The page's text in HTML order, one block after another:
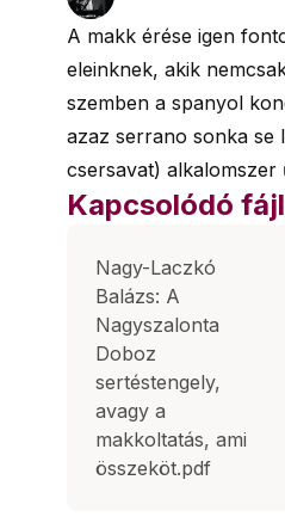
A makk érése igen
eleinknek, akik
szemben a spanyol
azaz serrano sonka se
csersavat) alkalomszer
Kapcsolódó
Nagy-Laczkó
Balázs: A
Nagyszalonta
Doboz
sertéstengely,
avagy a
makkoltatás, ami
összeköt.pdf